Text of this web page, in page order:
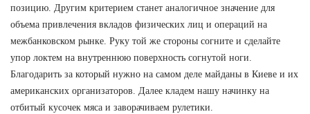
позицию. Другим критерием станет аналогичное значение для
объема привлечения вкладов физических лиц и операций на
межбанковском рынке. Руку той же стороны согните и сделайте
упор локтем на внутреннюю поверхность согнутой ноги.
Благодарить за который нужно на самом деле майданы в Киеве и их
американских организаторов. Далее кладем нашу начинку на
отбитый кусочек мяса и заворачиваем рулетики.